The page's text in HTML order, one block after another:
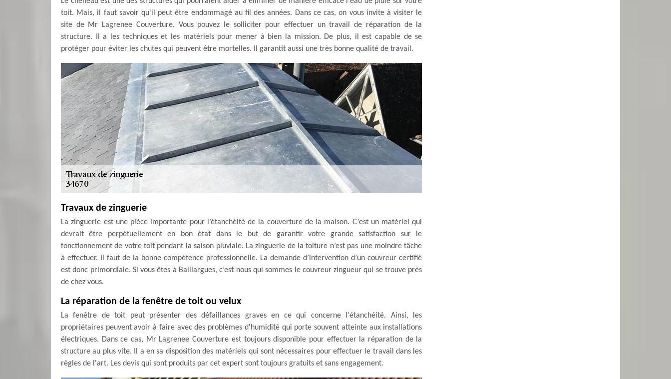
toit. Mais, il faut savoir qu'il peut être endommagé au fil des années. Dans ce cas, on vous invite à visiter le
site de Mr Lagrenee Couverture. Vous pouvez le solliciter pour effectuer un travail de réparation de la
structure. Il a les techniques et les matériels pour mener à bien la mission. De plus, il est capable de se
protéger pour éviter les chutes qui peuvent être mortelles. Il garantit aussi une très bonne qualité de travail.
Travaux de zinguerie
La zinguerie est une pièce importante pour l’étanchéité de la couverture de la maison. C’est un matériel qui
devrait être perpétuellement en bon état dans le but de garantir votre grande satisfaction sur le
fonctionnement de votre toit pendant la saison pluviale. La zinguerie de la toiture n’est pas une moindre tâche
à effectuer. Il faut de la bonne compétence professionnelle. La demande d’intervention d’un couvreur certifié
est donc primordiale. Si vous êtes à Baillargues, c’est nous qui sommes le couvreur zingueur qui se trouve près
de chez vous.
La réparation de la fenêtre de toit ou velux
La fenêtre de toit peut présenter des défaillances graves en ce qui concerne l'étanchéité. Ainsi, les
propriétaires peuvent avoir à faire avec des problèmes d'humidité qui porte souvent atteinte aux installations
électriques. Dans ce cas, Mr Lagrenee Couverture est toujours disponible pour effectuer la réparation de la
structure au plus vite. Il a en sa disposition des matériels qui sont nécessaires pour effectuer le travail dans les
règles de l'art. Les devis qui sont produits par cet expert sont toujours gratuits et sans engagement.